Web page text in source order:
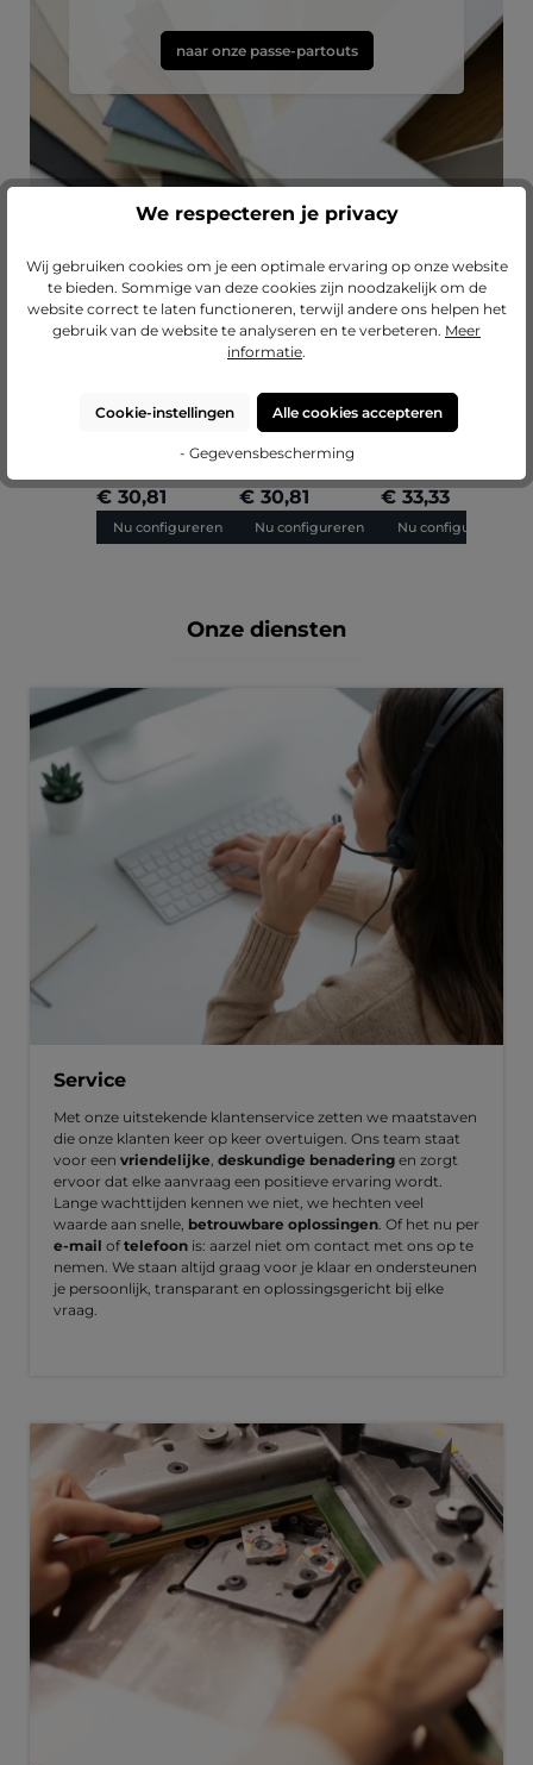
naar onze passe-partouts
Productgalerij overslaan
Laat je inspireren
Barok houten
fotolijst Anna op
€ 30,81
Nu configureren
Barok houten
fotolijst Olivia op
€ 30,81
Nu configureren
fotolijst Lilly op
€ 33,33
Nu configureren
Onze diensten
Service
Met onze uitstekende klantenservice zetten we maatstaven
die onze klanten keer op keer overtuigen. Ons team staat
voor een vriendelijke, deskundige benadering en zorgt
ervoor dat elke aanvraag een positieve ervaring wordt.
Lange wachttijden kennen we niet, we hechten veel
waarde aan snelle, betrouwbare oplossingen. Of het nu per
e-mail oftelefoon is: aarzel niet om contact met ons op te
nemen. We staan altijd graag voor je klaar en ondersteunen
je persoonlijk, transparant en oplossingsgericht bij elke
vraag.
We respecteren je privacy
Wij gebruiken cookies om je een optimale ervaring op onze website
te bieden. Sommige van deze cookies zijn noodzakelijk om de
website correct te laten functioneren, terwijl andere ons helpen het
gebruik van de website te analyseren en te verbeteren. Meer
informatie.
Cookie-instellingen Alle cookies accepteren
- Gegevensbescherming